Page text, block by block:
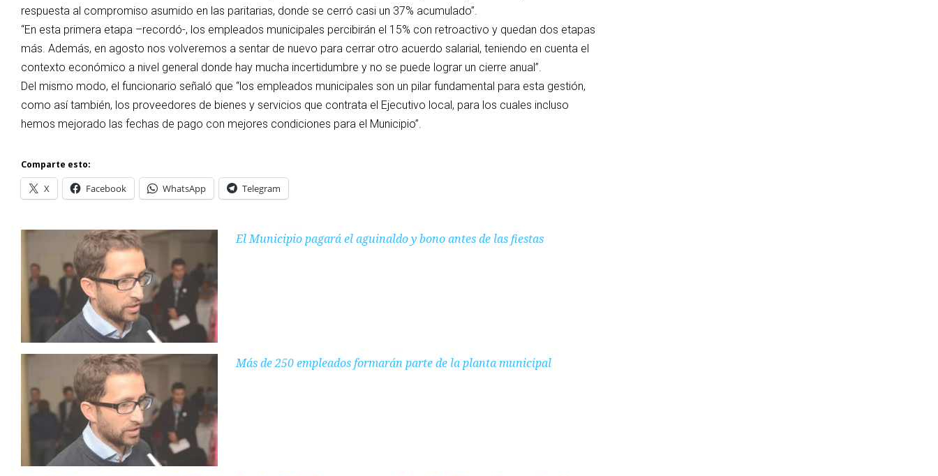
respuesta al compromiso asumido en las paritarias, donde se cerró casi un 37% acumulado”.
“En esta primera etapa –recordó-, los empleados municipales percibirán el 15% con retroactivo y quedan dos etapas
más. Además, en agosto nos volveremos a sentar de nuevo para cerrar otro acuerdo salarial, teniendo en cuenta el
contexto económico a nivel general donde hay mucha incertidumbre y no se puede lograr un cierre anual”.
Del mismo modo, el funcionario señaló que “los empleados municipales son un pilar fundamental para esta gestión,
como así también, los proveedores de bienes y servicios que contrata el Ejecutivo local, para los cuales incluso
hemos mejorado las fechas de pago con mejores condiciones para el Municipio”.
Comparte esto:
X Facebook WhatsApp Telegram
El Municipio pagará el aguinaldo y bono antes de las fiestas
Más de 250 empleados formarán parte de la planta municipal